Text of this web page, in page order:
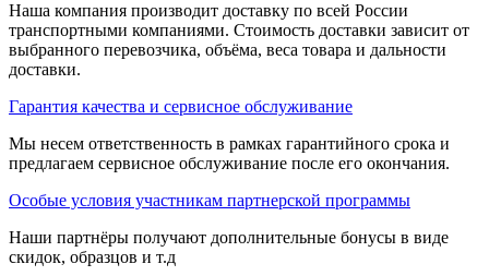
Наша компания производит доставку по всей России
транспортными компаниями. Стоимость доставки зависит от
выбранного перевозчика, объёма, веса товара и дальности
доставки.
Гарантия качества и сервисное обслуживание
Мы несем ответственность в рамках гарантийного срока и
предлагаем сервисное обслуживание после его окончания.
Особые условия участникам партнерской программы
Наши партнёры получают дополнительные бонусы в виде
скидок, образцов и т.д